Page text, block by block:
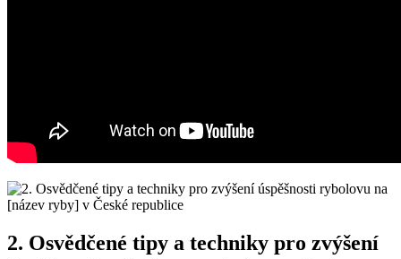
2. Osvědčené⁤ tipy a techniky ​pro zvýšení